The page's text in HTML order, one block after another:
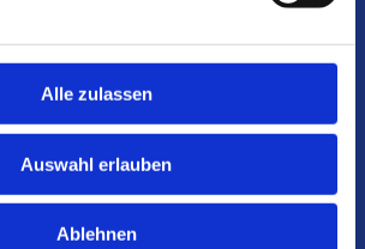
Alle zulassen
Auswahl erlauben
Ablehnen